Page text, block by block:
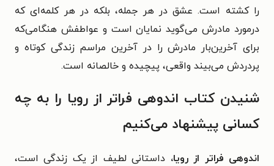
را کشته است. عشق در هر جمله، بلکه در هر کلمه‌ای که
درمورد مادرش می‌گوید نمایان است و عواطفش هنگامی‌که
برای آخرین‌بار مادرش را در آخرین مراسم زندگی کوتاه و
پردردش می‌بیند واقعی، پیچیده و خالصانه است.
شنیدن کتاب اندوهی فراتر از رویا را به چه
کسانی پیشنهاد می‌کنیم
اندوهی فراتر از رویا، داستانی لطیف از یک زندگی است،